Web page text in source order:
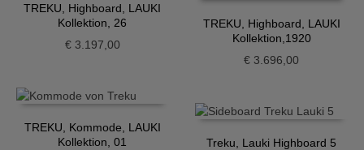
TREKU, Highboard, LAUKI
Kollektion, 26
€3.197,00
TREKU, Highboard, LAUKI
Kollektion,1920
€ 3.696,00
TREKU, Kommode, LAUKI
Kollektion, 01
Treku, Lauki Highboard 5